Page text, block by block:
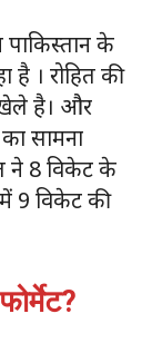
के
है । रोहित की
खेले है। और
सामना
ने 8 विकेट के
9 विकेट की